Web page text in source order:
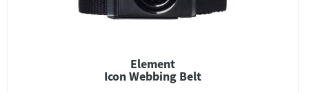
Element
Icon Webbing Belt